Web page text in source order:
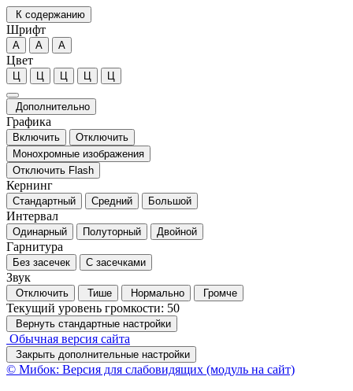
К содержанию
Шрифт
А А А
Цвет
Ц Ц Ц Ц Ц
Дополнительно
Графика
Включить
Отключить
Монохромные изображения
Отключить Flash
Кернинг
Стандартный Средний Большой
Интервал
Одинарный Полуторный Двойной
Гарнитура
Без засечек С засечками
Звук
Отключить Тише Нормально Громче
Текущий уровень громкости: 50
Вернуть стандартные настройки
Обычная версия сайта
Закрыть дополнительные настройки
© Мибок: Версия для слабовидящих (модуль на сайт)